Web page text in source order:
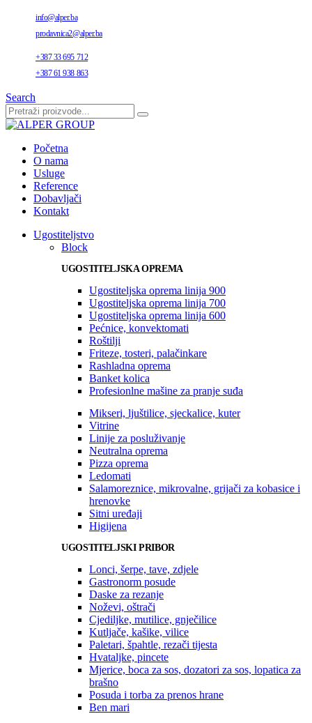
info@alper.ba
prodavnica2@alper.ba
+387 33 695 712
+387 61 938 863
Search
Početna
O nama
Usluge
Reference
Dobavljači
Kontakt
Ugostiteljstvo
Block
UGOSTITELJSKA OPREMA
Ugostiteljska oprema linija 900
Ugostiteljska oprema linija 700
Ugostiteljska oprema linija 600
Pećnice, konvektomati
Roštilji
Friteze, tosteri, palačinkare
Rashladna oprema
Banket kolica
Profesionlne mašine za pranje suđa
Mikseri, ljuštilice, sjeckalice, kuter
Vitrine
Linije za posluživanje
Neutralna oprema
Pizza oprema
Ledomati
Salamoreznice, mikrovalne, grijači za kobasice i
hrenovke
Sitni uređaji
Higijena
UGOSTITELJSKI PRIBOR
Lonci, šerpe, tave, zdjele
Gastronorm posude
Daske za rezanje
Noževi, oštrači
Cjediljke, mutilice, gnječilice
Kutljače, kašike, vilice
Paletari, špahtle, rezači tijesta
Hvataljke, pincete
Mjerice, boca za sos, dozatori za sos, lopatica za
brašno
Posuda i torba za prenos hrane
Ben mari